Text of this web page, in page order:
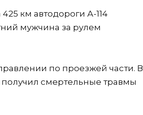
км автодороги А-114
мужчина за рулем
по проезжей части. В
получил смертельные травмы